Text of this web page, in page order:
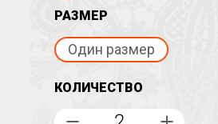
РАЗМЕР
Один размер
КОЛИЧЕСТВО